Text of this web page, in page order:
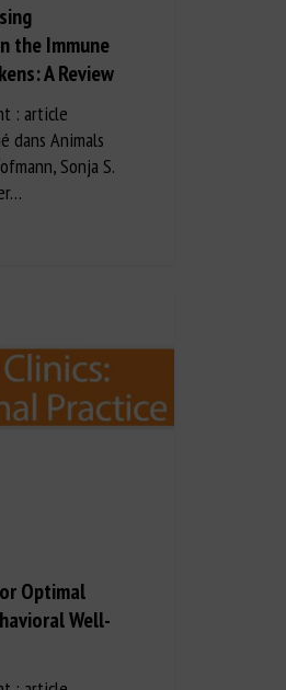
the Immune
A Review
: article
dans Animals
Sonja S.
Optimal
Well-